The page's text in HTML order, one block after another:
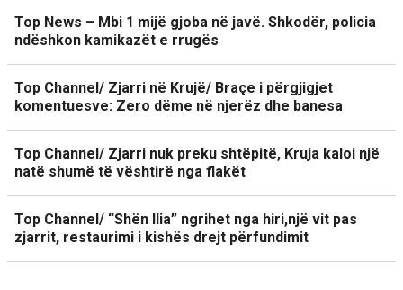
Top News – Mbi 1 mijë gjoba në javë. Shkodër, policia
ndëshkon kamikazët e rrugës
Top Channel/ Zjarri në Krujë/ Braçe i përgjigjet
komentuesve: Zero dëme në njerëz dhe banesa
Top Channel/ Zjarri nuk preku shtëpitë, Kruja kaloi një
natë shumë të vështirë nga flakët
Top Channel/ “Shën Ilia” ngrihet nga hiri,një vit pas
zjarrit, restaurimi i kishës drejt përfundimit